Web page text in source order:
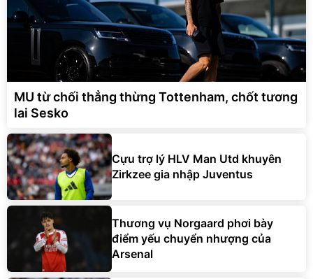
MU từ chối thẳng thừng Tottenham, chốt tương
lai Sesko
Cựu trợ lý HLV Man Utd khuyên
Zirkzee gia nhập Juventus
Thương vụ Norgaard phơi bày
điểm yếu chuyển nhượng của
Arsenal